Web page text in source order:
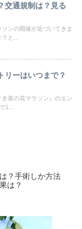
交通規制は？見る
ンの開催が近づいてきま
と...
リーはいつまで？
菜の花マラソン』のエン
1...
？手術しか方法
は？